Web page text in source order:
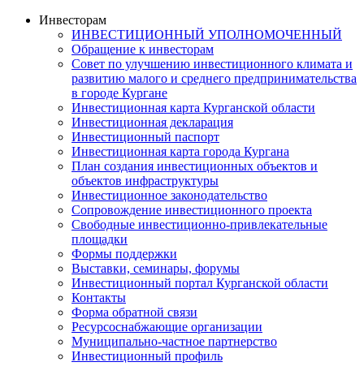
Инвесторам
ИНВЕСТИЦИОННЫЙ УПОЛНОМОЧЕННЫЙ
Обращение к инвесторам
Совет по улучшению инвестиционного климата и
развитию малого и среднего предпринимательства
в городе Кургане
Инвестиционная карта Курганской области
Инвестиционная декларация
Инвестиционный паспорт
Инвестиционная карта города Кургана
План создания инвестиционных объектов и
объектов инфраструктуры
Инвестиционное законодательство
Сопровождение инвестиционного проекта
Свободные инвестиционно-привлекательные
площадки
Формы поддержки
Выставки, семинары, форумы
Инвестиционный портал Курганской области
Контакты
Форма обратной связи
Ресурсоснабжающие организации
Муниципально-частное партнерство
Инвестиционный профиль